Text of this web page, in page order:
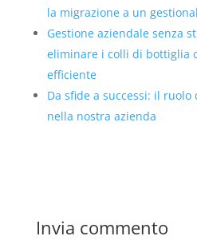
la migrazione a un
Gestione aziendale senza
eliminare i colli di bottiglia
efficiente
Da sfide a successi: il
nella nostra azienda
Invia commento